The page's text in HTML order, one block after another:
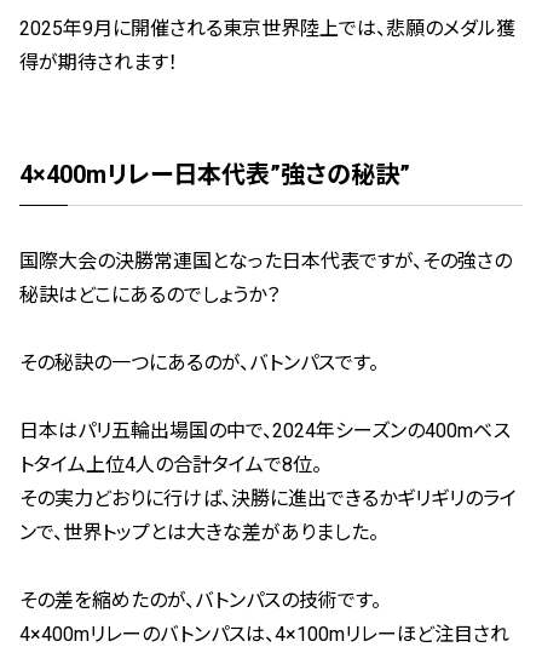
2025年9月に開催される東京世界陸上では、悲願のメダル獲
得が期待されます！
4×400mリレー日本代表”強さの秘訣”
国際大会の決勝常連国となった日本代表ですが、その強さの
秘訣はどこにあるのでしょうか？
その秘訣の一つにあるのが、バトンパスです。
日本はパリ五輪出場国の中で、2024年シーズンの400mベス
トタイム上位4人の合計タイムで8位。
その実力どおりに行けば、決勝に進出できるかギリギリのライ
ンで、世界トップとは大きな差がありました。
その差を縮めたのが、バトンパスの技術です。
4×400mリレーのバトンパスは、4×100mリレーほど注目され